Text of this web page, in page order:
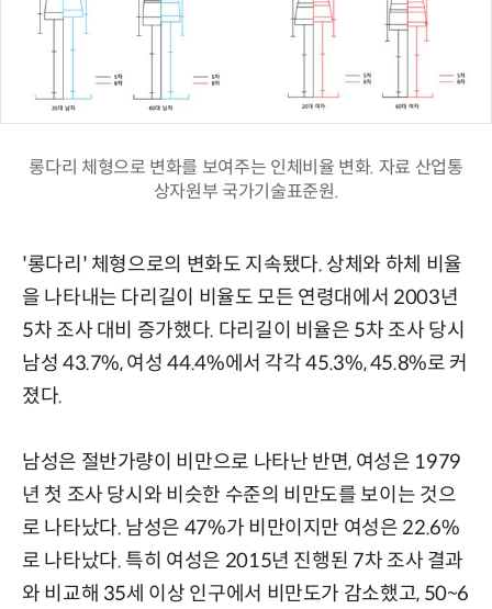
롱다리 체형으로 변화를 보여주는 인체비율 변화. 자료 산업통
상자원부 국가기술표준원.
'롱다리' 체형으로의 변화도 지속됐다. 상체와 하체 비율
을 나타내는 다리길이 비율도 모든 연령대에서 2003년
5차 조사 대비 증가했다. 다리길이 비율은 5차 조사 당시
남성 43.7%, 여성 44.4%에서 각각 45.3%, 45.8%로 커
졌다.
남성은 절반가량이 비만으로 나타난 반면, 여성은 1979
년 첫 조사 당시와 비슷한 수준의 비만도를 보이는 것으
로 나타났다. 남성은 47%가 비만이지만 여성은 22.6%
로 나타났다. 특히 여성은 2015년 진행된 7차 조사 결과
와 비교해 35세 이상 인구에서 비만도가 감소했고, 50~6